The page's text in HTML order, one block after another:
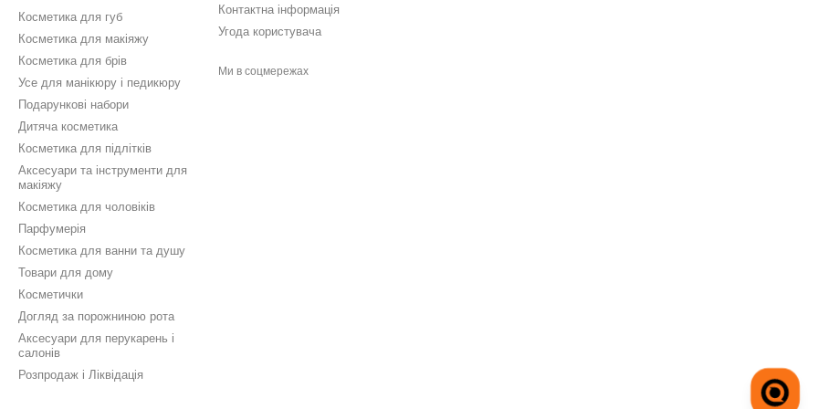
Косметика для губ
Косметика для макіяжу
Косметика для брів
Усе для манікюру і педикюру
Подарункові набори
Дитяча косметика
Косметика для підлітків
Аксесуари та інструменти для
макіяжу
Косметика для чоловіків
Парфумерія
Косметика для ванни та душу
Товари для дому
Косметички
Догляд за порожниною рота
Аксесуари для перукарень і
салонів
Розпродаж і Ліквідація
Контактна інформація
Угода користувача
Ми в соцмережах